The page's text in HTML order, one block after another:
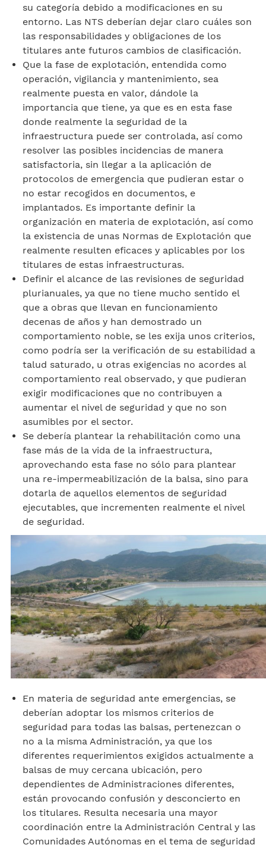
su categoría debido a modificaciones en su
entorno. Las NTS deberían dejar claro cuáles son
las responsabilidades y obligaciones de los
titulares ante futuros cambios de clasificación.
Que la fase de explotación, entendida como
operación, vigilancia y mantenimiento, sea
realmente puesta en valor, dándole la
importancia que tiene, ya que es en esta fase
donde realmente la seguridad de la
infraestructura puede ser controlada, así como
resolver las posibles incidencias de manera
satisfactoria, sin llegar a la aplicación de
protocolos de emergencia que pudieran estar o
no estar recogidos en documentos, e
implantados. Es importante definir la
organización en materia de explotación, así como
la existencia de unas Normas de Explotación que
realmente resulten eficaces y aplicables por los
titulares de estas infraestructuras.
Definir el alcance de las revisiones de seguridad
plurianuales, ya que no tiene mucho sentido el
que a obras que llevan en funcionamiento
decenas de años y han demostrado un
comportamiento noble, se les exija unos criterios,
como podría ser la verificación de su estabilidad a
talud saturado, u otras exigencias no acordes al
comportamiento real observado, y que pudieran
exigir modificaciones que no contribuyen a
aumentar el nivel de seguridad y que no son
asumibles por el sector.
Se debería plantear la rehabilitación como una
fase más de la vida de la infraestructura,
aprovechando esta fase no sólo para plantear
una re-impermeabilización de la balsa, sino para
dotarla de aquellos elementos de seguridad
ejecutables, que incrementen realmente el nivel
de seguridad.
En materia de seguridad ante emergencias, se
deberían adoptar los mismos criterios de
seguridad para todas las balsas, pertenezcan o
no a la misma Administración, ya que los
diferentes requerimientos exigidos actualmente a
balsas de muy cercana ubicación, pero
dependientes de Administraciones diferentes,
están provocando confusión y desconcierto en
los titulares. Resulta necesaria una mayor
coordinación entre la Administración Central y las
Comunidades Autónomas en el tema de seguridad